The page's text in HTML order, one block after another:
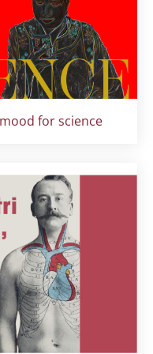
for science